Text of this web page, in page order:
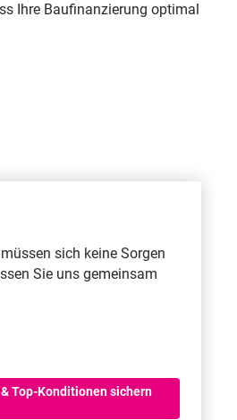
Ihre Baufinanzierung optimal
sich keine Sorgen
Sie uns gemeinsam
Top-Konditionen sichern